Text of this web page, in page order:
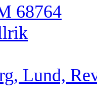
68764
Lund,